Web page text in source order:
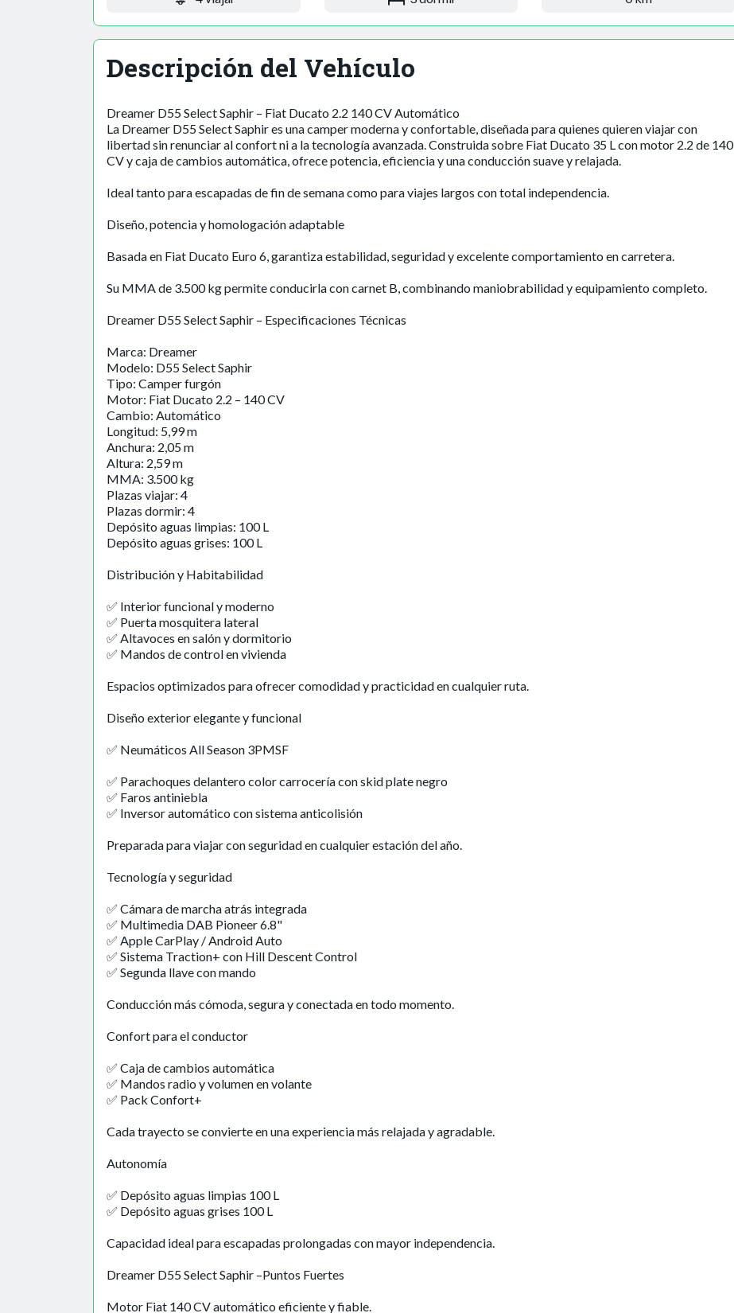
Descripción del Vehículo
Dreamer D55 Select Saphir – Fiat Ducato 2.2 140 CV Automático
La Dreamer D55 Select Saphir es una camper moderna y confortable, diseñada para quienes quieren viajar con
libertad sin renunciar al confort ni a la tecnología avanzada. Construida sobre Fiat Ducato 35 L con motor 2.2 de 140
CV y caja de cambios automática, ofrece potencia, eficiencia y una conducción suave y relajada.
Ideal tanto para escapadas de fin de semana como para viajes largos con total independencia.
Diseño, potencia y homologación adaptable
Basada en Fiat Ducato Euro 6, garantiza estabilidad, seguridad y excelente comportamiento en carretera.
Su MMA de 3.500 kg permite conducirla con carnet B, combinando maniobrabilidad y equipamiento completo.
Dreamer D55 Select Saphir – Especificaciones Técnicas
Marca: Dreamer
Modelo: D55 Select Saphir
Tipo: Camper furgón
Motor: Fiat Ducato 2.2 – 140 CV
Cambio: Automático
Longitud: 5,99 m
Anchura: 2,05 m
Altura: 2,59 m
MMA: 3.500 kg
Plazas viajar: 4
Plazas dormir: 4
Depósito aguas limpias: 100 L
Depósito aguas grises: 100 L
Distribución y Habitabilidad
✅ Interior funcional y moderno
✅ Puerta mosquitera lateral
✅ Altavoces en salón y dormitorio
✅ Mandos de control en vivienda
Espacios optimizados para ofrecer comodidad y practicidad en cualquier ruta.
Diseño exterior elegante y funcional
✅ Neumáticos All Season 3PMSF
✅ Parachoques delantero color carrocería con skid plate negro
✅ Faros antiniebla
✅ Inversor automático con sistema anticolisión
Preparada para viajar con seguridad en cualquier estación del año.
Tecnología y seguridad
✅ Cámara de marcha atrás integrada
✅ Multimedia DAB Pioneer 6.8"
✅ Apple CarPlay / Android Auto
✅ Sistema Traction+ con Hill Descent Control
✅ Segunda llave con mando
Conducción más cómoda, segura y conectada en todo momento.
Confort para el conductor
✅ Caja de cambios automática
✅ Mandos radio y volumen en volante
✅ Pack Confort+
Cada trayecto se convierte en una experiencia más relajada y agradable.
Autonomía
✅ Depósito aguas limpias 100 L
✅ Depósito aguas grises 100 L
Capacidad ideal para escapadas prolongadas con mayor independencia.
Dreamer D55 Select Saphir –Puntos Fuertes
Motor Fiat 140 CV automático eficiente y fiable.